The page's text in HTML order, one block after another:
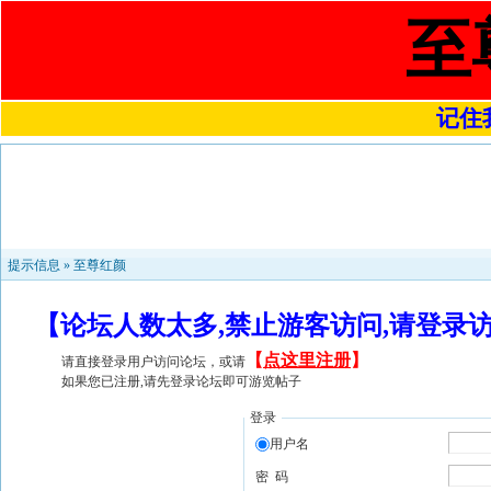
至
记住
提示信息 » 至尊红颜
【论坛人数太多,禁止游客访问,请登
请直接登录用户访问论坛，或请 【 点这里注册】
如果您已注册,请先登录论坛即可游览帖子
登录
用户名
密 码